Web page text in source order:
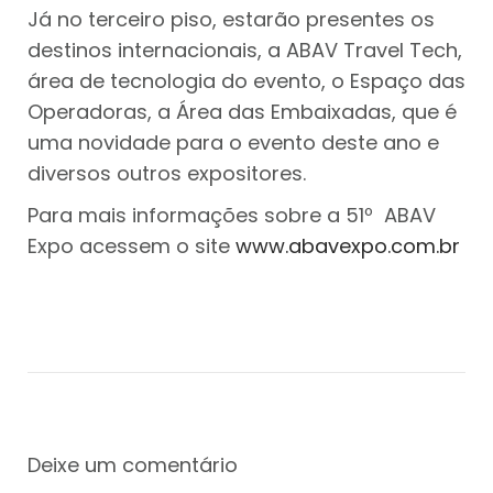
Já no terceiro piso, estarão presentes os
destinos internacionais, a ABAV Travel Tech,
área de tecnologia do evento, o Espaço das
Operadoras, a Área das Embaixadas, que é
uma novidade para o evento deste ano e
diversos outros expositores.
Para mais informações sobre a 51º ABAV
Expo acessem o site www.abavexpo.com.br
Deixe um comentário